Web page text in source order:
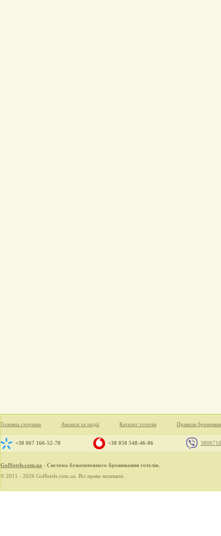
Головна сторінка Анонси та події Каталог готелів Правила
+38 067 166-52-70 +38 050 548-46-06
GoHotels.com.ua - Система безкоштовного бронювання готелів.
© 2011 - 2026 GoHotels.com.ua. Всі права захищені.